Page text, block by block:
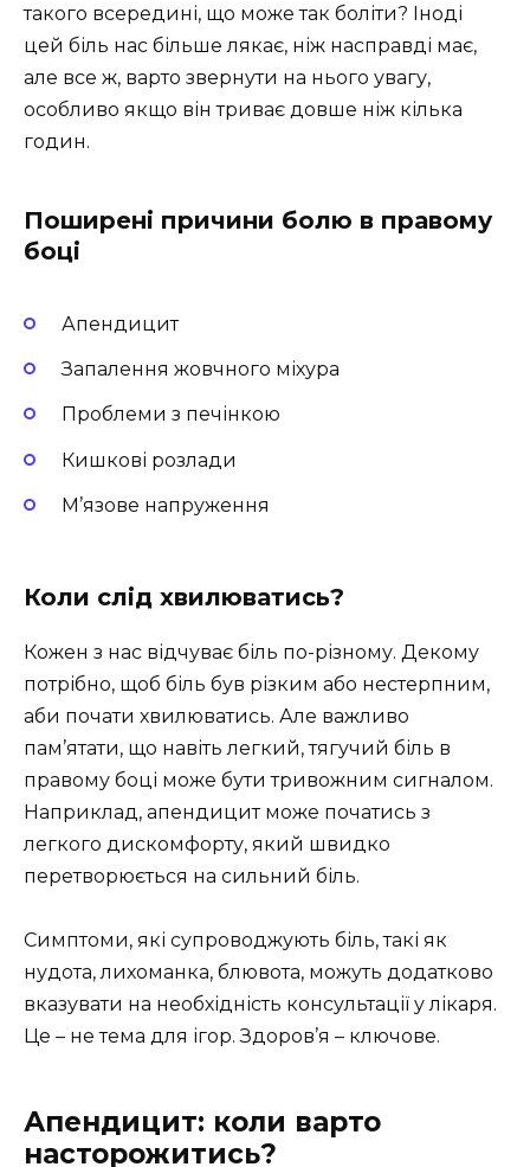
такого всередині, що може так боліти? Іноді
цей біль нас більше лякає, ніж насправді має,
але все ж, варто звернути на нього увагу,
особливо якщо він триває довше ніж кілька
годин.
Поширені причини болю в правому
боці
Апендицит
Запалення жовчного міхура
Проблеми з печінкою
Кишкові розлади
М’язове напруження
Коли слід хвилюватись?
Кожен з нас відчуває біль по-різному. Декому
потрібно, щоб біль був різким або нестерпним,
аби почати хвилюватись. Але важливо
пам’ятати, що навіть легкий, тягучий біль в
правому боці може бути тривожним сигналом.
Наприклад, апендицит може початись з
легкого дискомфорту, який швидко
перетворюється на сильний біль.
Симптоми, які супроводжують біль, такі як
нудота, лихоманка, блювота, можуть додатково
вказувати на необхідність консультації у лікаря.
Це – не тема для ігор. Здоров’я – ключове.
Апендицит: коли варто
насторожитись?